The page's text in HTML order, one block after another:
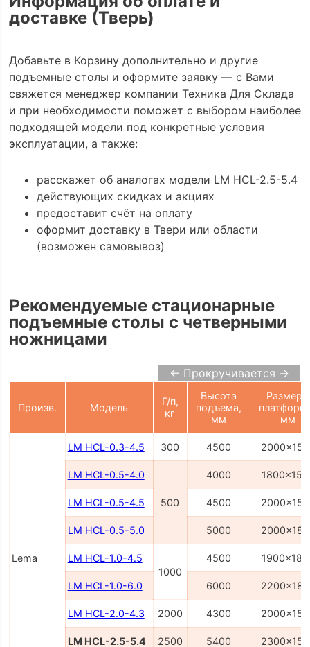
доставке (Тверь)
Добавьте в Корзину дополнительно и другие
подъемные столы и оформите заявку — с Вами
свяжется менеджер компании Техника Для Склада
и при необходимости поможет с выбором наиболее
подходящей модели под конкретные условия
эксплуатации, а также:
расскажет об аналогах модели LM HCL-2.5-5.4
действующих скидках и акциях
предоставит счёт на оплату
оформит доставку в Твери или области
(возможен самовывоз)
Рекомендуемые стационарные
подъемные столы с четверными
ножницами
← Прокручивается →
Произв. Модель
Г/п,
кг
Высота
подъема,
мм
Размеры
мм
Lema
LM HCL-0.3-4.5 300 4500
LM HCL-0.5-4.0
500
4000
LM HCL-0.5-4.5 4500
LM HCL-0.5-5.0 5000
LM HCL-1.0-4.5
1000
4500
LM HCL-1.0-6.0 6000
LM HCL-2.0-4.3 2000 4300
LM HCL-2.5-5.4 2500 5400